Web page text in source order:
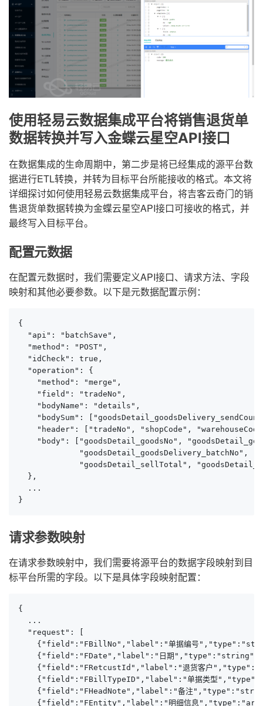
使用轻易云数据集成平台将销售退货单
数据转换并写入金蝶云星空API接口
在数据集成的生命周期中，第二步是将已经集成的源平台数
据进行ETL转换，并转为目标平台所能接收的格式。本文将
详细探讨如何使用轻易云数据集成平台，将吉客云奇门的销
售退货单数据转换为金蝶云星空API接口可接收的格式，并
最终写入目标平台。
配置元数据
在配置元数据时，我们需要定义API接口、请求方法、字段
映射和其他必要参数。以下是元数据配置示例：
{
  "api": "batchSave",
  "method": "POST",
  "idCheck": true,
  "operation": {
    "method": "merge",
    "field": "tradeNo",
    "bodyName": "details",
"bodySum":
"header": ["tradeNo", "shopCode",
"body": ["goodsDetail_goodsNo",
"goodsDetail_goodsDelivery_batchNo",
"goodsDetail_sellTotal",
  },
  ...
}
请求参数映射
在请求参数映射中，我们需要将源平台的数据字段映射到目
标平台所需的字段。以下是具体字段映射配置：
{
  ...
  "request": [
{"field":"FBillNo","label":"单据编号
{"field":"FDate","label":"日期
{"field":"FRetcustId","label":"退货客户
{"field":"FBillTypeID","label":"单据类型
{"field":"FHeadNote","label":"备注
{"field":"FEntity","label":"明细信息